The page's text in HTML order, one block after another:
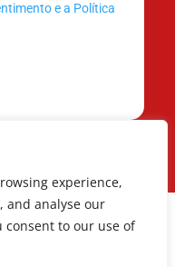
experience,
and analyse our
consent to our use of
e a Política